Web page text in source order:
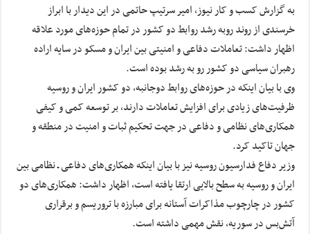
به گزارش کسب و کار نیوز، امیر سرتیپ حاتمی در این دیدار با ابراز
خرسندی از روند روبه رشد روابط دو کشور در تمام حوزه‌های مورد علاقه
اظهار داشت: تعاملات دفاعی و امنیتی بین ایران و مسکو در سایه اراده
رهبران سیاسی دو کشور رو به رشد بوده است.
وی با بیان اینکه ‌در حوزه‌های روابط دوجانبه، ‌دو کشور ایران و روسیه
ظرفیت‌های زیادی برای افزایش تعاملات دارند، بر توسعه کمی و کیفی
همکاری‌های نظامی و دفاعی در جهت تحکیم ثبات و امنیت در منطقه و
جهان تاکید کرد.
وزیر دفاع فدارسیون روسیه نیز با بیان اینکه ‌همکاری‌های دفاعی ـ نظامی بین
‌ایران و روسیه به سطح بالایی ارتقا یافته است، اظهار داشت: همکاری‌های دو
کشور در چارچوب مذاکرات آستانه برای مبارزه با تروریسم و برقراری
آتش‌بس در سوریه، نقش مهمی داشته است.